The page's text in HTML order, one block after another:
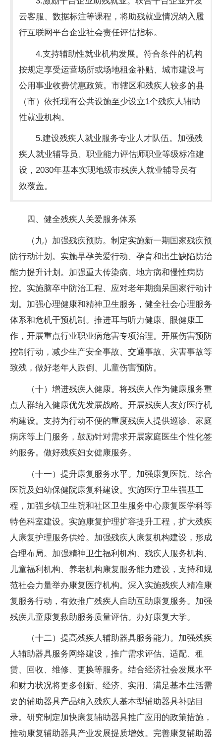
云客服、数据标注等课程，将助残就业情况纳入履
行互联网平台企业社会责任评估指标。
4.支持辅助性就业机构发展。符合条件的机构
按规定享受运营场所或场地租金补贴、城市建设与
公用事业收费优惠政策。市辖区和残疾人较多的县
（市）依托现有公共设施至少设立1个残疾人辅助
性就业机构。
5.建设残疾人就业服务专业人才队伍。加强残
疾人就业辅导员、职业能力评估师职业等级标准建
设，2030年基本实现地级市残疾人就业辅导员有
效覆盖。
四、健全残疾人关爱服务体系
（九）加强残疾预防。制定实施新一期国家残疾预
防行动计划。实施早孕关爱行动、孕育和出生缺陷防治
能力提升计划。加强重大传染病、地方病和慢性病防
控。实施脑卒中防治工程、应对老年期痴呆国家行动计
划。加强心理健康和精神卫生服务，健全社会心理服务
体系和危机干预机制。推进耳与听力健康、眼健康工
作，开展重点行业职业病危害专项治理。开展伤害预防
控制行动，减少生产安全事故、交通事故、灾害事故等
致残，做好老年人跌倒、儿童伤害预防。
（十）增进残疾人健康。将残疾人作为健康服务重
点人群纳入健康优先发展战略。开展残疾人友好医疗机
构建设。支持为行动不便的重度残疾人提供巡诊、家庭
病床等上门服务，鼓励针对需求开展家庭医生个性化签
约服务。做好残疾妇女健康服务。
（十一）提升康复服务水平。加强康复医院、综合
医院及妇幼保健院康复科建设。实施医疗卫生强基工
程，加强乡镇卫生院和社区卫生服务中心康复医学科等
特色科室建设。实施康复护理扩容提升工程，扩大残疾
人康复护理服务供给。加强残疾人康复机构建设，形成
合理布局。加强精神卫生福利机构、残疾人服务机构、
儿童福利机构、养老机构康复服务能力建设，支持和规
范社会力量举办康复医疗机构。深入实施残疾人精准康
复服务行动，有效推广残疾人自助互助康复服务。加强
残疾儿童康复救助服务质量评估。办好康复大学。
（十二）提高残疾人辅助器具服务能力。加强残疾
人辅助器具服务网络建设，推广需求评估、适配、租
赁、回收、维修、更换等服务。结合经济社会发展水平
和财力状况将更多创新、经济、实用、满足基本生活需
要的辅助器具产品纳入残疾人基本型辅助器具补贴目
录。研究制定加快康复辅助器具推广应用的政策措施，
推动康复辅助器具产业发展提质增效。完善康复辅助器